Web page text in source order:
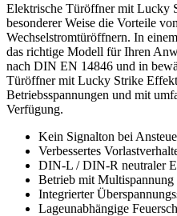
Elektrische Türöffner mit Lucky
besonderer Weise die Vorteile
Wechselstromtüröffnern. In
das richtige Modell für Ihren
nach DIN EN 14846 und in
Türöffner mit Lucky Strike
Betriebsspannungen und mit
Verfügung.
Kein Signalton bei
Verbessertes
DIN-L / DIN-R neutraler
Betrieb mit
Integrierter
Lageunabhängige